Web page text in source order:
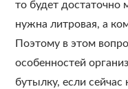
то будет достаточно
нужна литровая, а
Поэтому в этом
особенностей
бутылку, если